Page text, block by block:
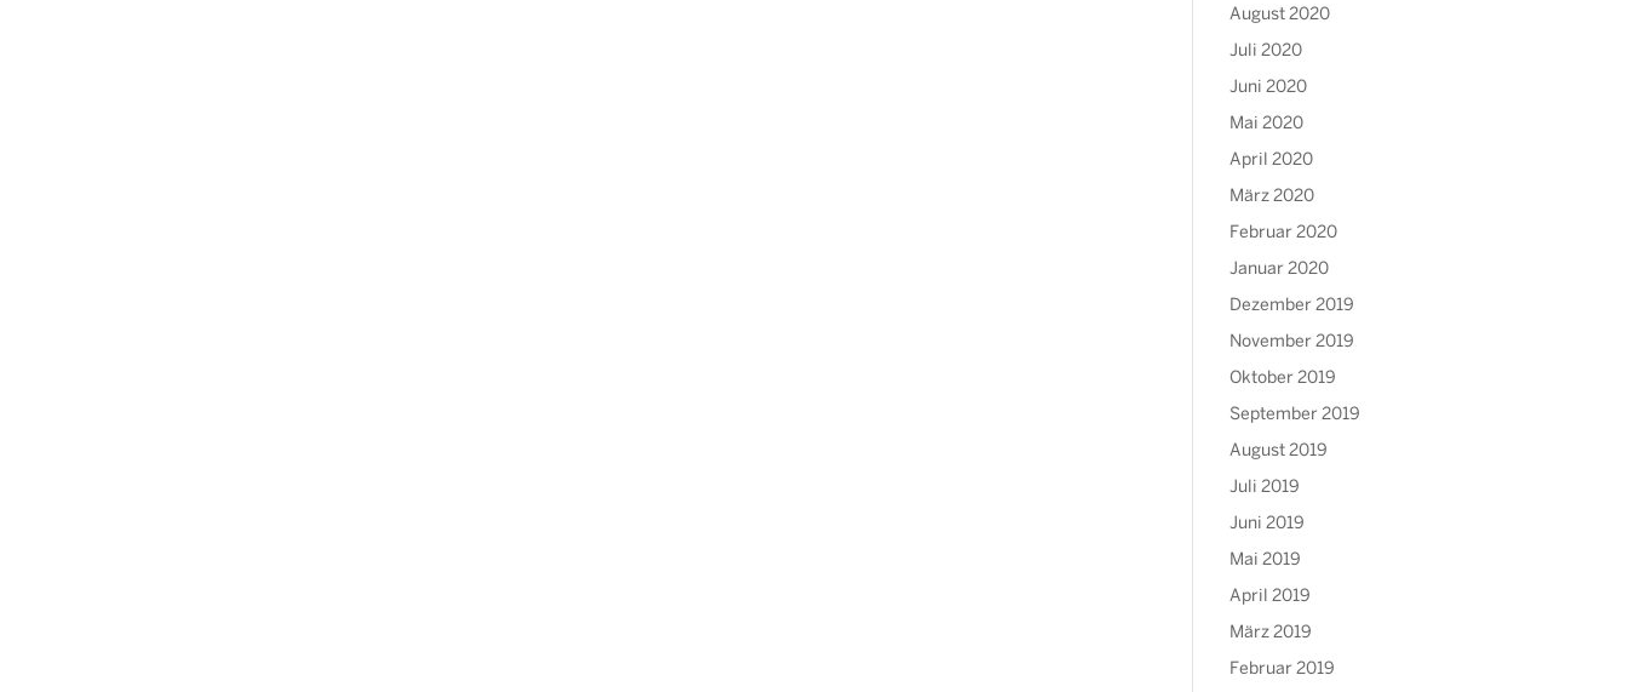
August 2020
Juli 2020
Juni 2020
Mai 2020
April 2020
März 2020
Februar 2020
Januar 2020
Dezember 2019
November 2019
Oktober 2019
September 2019
August 2019
Juli 2019
Juni 2019
Mai 2019
April 2019
März 2019
Februar 2019